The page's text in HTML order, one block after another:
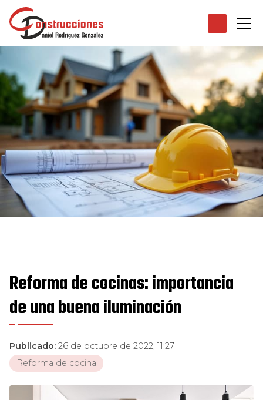
Reforma de cocinas: importancia
de una buena iluminación
Publicado: 26 de octubre de 2022, 11:27
Reforma de cocina